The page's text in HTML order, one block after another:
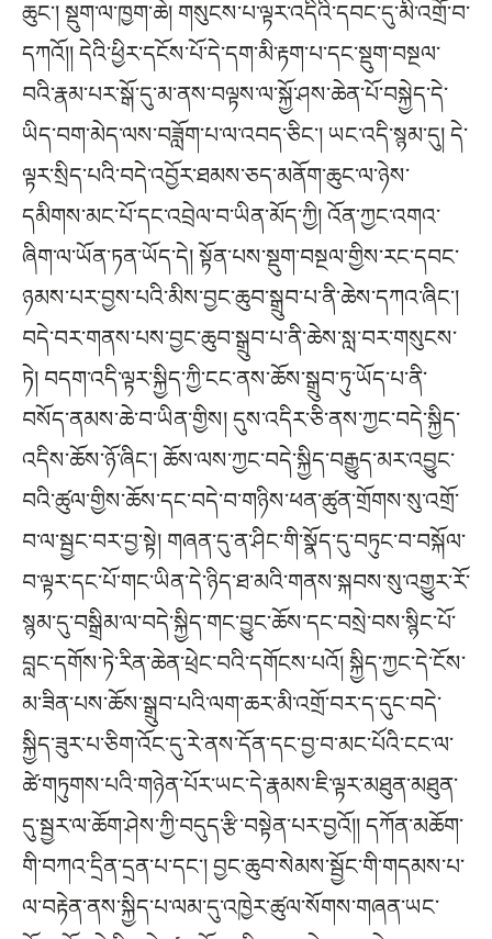
ཆུང༌། སྡུག་ལ་ཁྱག་ཆེ། གསུངས་པ་ལྟར་འདིའི་དབང་དུ་མི་འགྲོ་བ་
དཀའོ།། དེའི་ཕྱིར་དངོས་པོ་དེ་དག་མི་རྟག་པ་དང་སྡུག་བསྔལ་
བའི་རྣམ་པར་སྒོ་དུ་མ་ནས་བལྟས་ལ་སྐྱོ་ཤས་ཆེན་པོ་བསྐྱེད་དེ་
ཡིད་བག་མེད་ལས་བཟློག་པ་ལ་འབད་ཅིང༌། ཡང་འདི་སྙམ་དུ། དེ་
ལྟར་སྲིད་པའི་བདེ་འབྱོར་ཐམས་ཅད་མནོག་ཆུང་ལ་ཉེས་
དམིགས་མང་པོ་དང་འབྲེལ་བ་ཡིན་མོད་ཀྱི། འོན་ཀྱང་འགའ་
ཞིག་ལ་ཡོན་ཏན་ཡོད་དེ། སྟོན་པས་སྡུག་བསྔལ་གྱིས་རང་དབང་
ཉམས་པར་བྱས་པའི་མིས་བྱང་ཆུབ་སྒྲུབ་པ་ནི་ཆེས་དཀའ་ཞིང༌།
བདེ་བར་གནས་པས་བྱང་ཆུབ་སྒྲུབ་པ་ནི་ཆེས་སླ་བར་གསུངས་
ཏེ། བདག་འདི་ལྟར་སྐྱིད་ཀྱི་ངང་ནས་ཆོས་སྒྲུབ་ཏུ་ཡོད་པ་ནི་
བསོད་ནམས་ཆེ་བ་ཡིན་གྱིས། དུས་འདིར་ཅི་ནས་ཀྱང་བདེ་སྐྱིད་
འདིས་ཆོས་ཉོ་ཞིང༌། ཆོས་ལས་ཀྱང་བདེ་སྐྱིད་བརྒྱུད་མར་འབྱུང་
བའི་ཚུལ་གྱིས་ཆོས་དང་བདེ་བ་གཉིས་ཕན་ཚུན་གྲོགས་སུ་འགྲོ་
བ་ལ་སྦྱང་བར་བྱ་སྟེ། གཞན་དུ་ན་ཤིང་གི་སྣོད་དུ་བཏུང་བ་བསྐོལ་
བ་ལྟར་དང་པོ་གང་ཡིན་དེ་ཉིད་ཐ་མའི་གནས་སྐབས་སུ་འགྱུར་རོ་
སྙམ་དུ་བསྒྲིམ་ལ་བདེ་སྐྱིད་གང་བྱུང་ཆོས་དང་བསྲེ་བས་སྙིང་པོ་
བླང་དགོས་ཏེ་རིན་ཆེན་ཕྲེང་བའི་དགོངས་པའོ། སྐྱིད་ཀྱང་དེ་ངོས་
མ་ཟིན་པས་ཆོས་སྒྲུབ་པའི་ལག་ཆར་མི་འགྲོ་བར་ད་དུང་བདེ་
སྐྱིད་ཟུར་པ་ཅིག་འོང་དུ་རེ་ནས་དོན་དང་བྱ་བ་མང་པོའི་ངང་ལ་
ཚེ་གཏུགས་པའི་གཉེན་པོར་ཡང་དེ་རྣམས་ཇི་ལྟར་མཐུན་མཐུན་
དུ་སྦྱར་ལ་ཆོག་ཤེས་ཀྱི་བདུད་རྩི་བསྟེན་པར་བྱའོ།། དཀོན་མཆོག་
གི་བཀའ་དྲིན་དྲན་པ་དང༌། བྱང་ཆུབ་སེམས་སྦྱོང་གི་གདམས་པ་
ལ་བརྟེན་ནས་སྐྱིད་པ་ལམ་དུ་འཁྱེར་ཚུལ་སོགས་གཞན་ཡང་